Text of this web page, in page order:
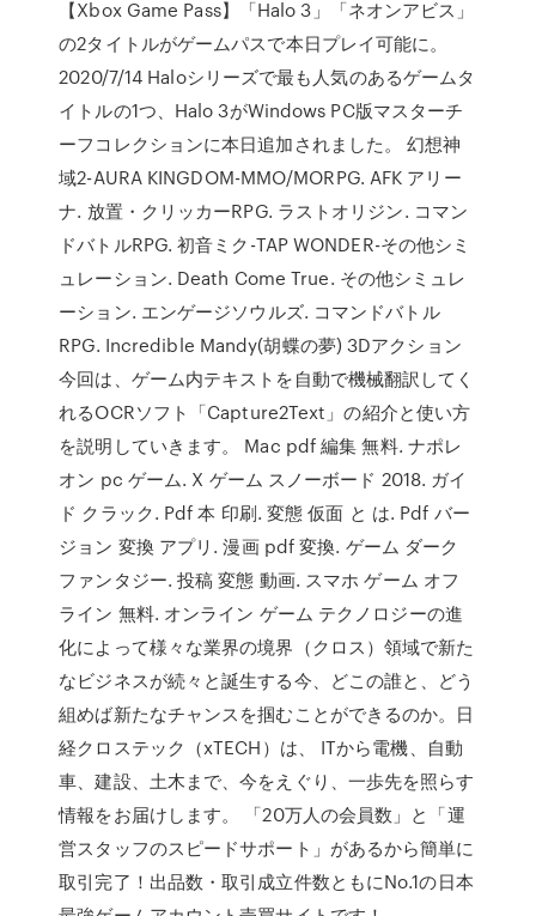
【Xbox Game Pass】「Halo 3」「ネオンアビス」
の2タイトルがゲームパスで本日プレイ可能に。
2020/7/14 Haloシリーズで最も人気のあるゲームタ
イトルの1つ、Halo 3がWindows PC版マスターチ
ーフコレクションに本日追加されました。 幻想神
域2-AURA KINGDOM-MMO/MORPG. AFK アリー
ナ. 放置・クリッカーRPG. ラストオリジン. コマン
ドバトルRPG. 初音ミク-TAP WONDER-その他シミ
ュレーション. Death Come True. その他シミュレ
ーション. エンゲージソウルズ. コマンドバトル
RPG. Incredible Mandy(胡蝶の夢) 3Dアクション
今回は、ゲーム内テキストを自動で機械翻訳してく
れるOCRソフト「Capture2Text」の紹介と使い方
を説明していきます。 Mac pdf 編集 無料. ナポレ
オン pc ゲーム. X ゲーム スノーボード 2018. ガイ
ド クラック. Pdf 本 印刷. 変態 仮面 と は. Pdf バー
ジョン 変換 アプリ. 漫画 pdf 変換. ゲーム ダーク
ファンタジー. 投稿 変態 動画. スマホ ゲーム オフ
ライン 無料. オンライン ゲーム テクノロジーの進
化によって様々な業界の境界（クロス）領域で新た
なビジネスが続々と誕生する今、どこの誰と、どう
組めば新たなチャンスを掴むことができるのか。日
経クロステック（xTECH）は、 ITから電機、自動
車、建設、土木まで、今をえぐり、一歩先を照らす
情報をお届けします。 「20万人の会員数」と「運
営スタッフのスピードサポート」があるから簡単に
取引完了！出品数・取引成立件数ともにNo.1の日本